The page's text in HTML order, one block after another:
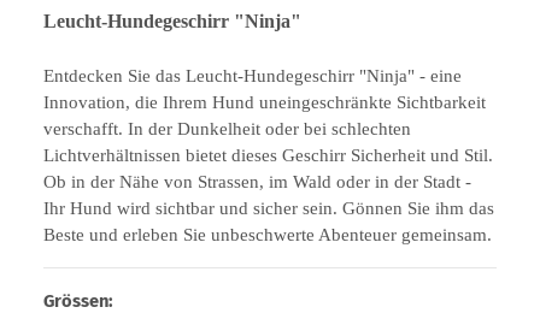
Leucht-Hundegeschirr "Ninja"
Entdecken Sie das Leucht-Hundegeschirr "Ninja" - eine
Innovation, die Ihrem Hund uneingeschränkte Sichtbarkeit
verschafft. In der Dunkelheit oder bei schlechten
Lichtverhältnissen bietet dieses Geschirr Sicherheit und Stil.
Ob in der Nähe von Strassen, im Wald oder in der Stadt -
Ihr Hund wird sichtbar und sicher sein. Gönnen Sie ihm das
Beste und erleben Sie unbeschwerte Abenteuer gemeinsam.
Grössen: